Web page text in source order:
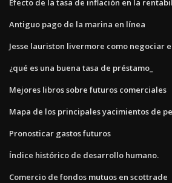
Efecto de la tasa de inflación en la
Antiguo pago de la marina en línea
Jesse lauriston livermore como negociar
¿qué es una buena tasa de préstamo_
Mejores libros sobre futuros comerciales
Mapa de los principales yacimientos de
Pronosticar gastos futuros
Índice histórico de desarrollo humano.
Comercio de fondos mutuos en scottrade